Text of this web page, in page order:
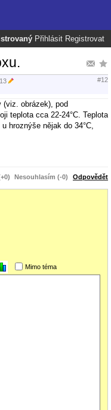
Přihlásit Registrovat
#12
(viz. obrázek), pod
teplota cca 22-24°C. Teplota
hroznýše nějak do 34°C,
Nesouhlasím (-0) Odpovědět
Mimo téma